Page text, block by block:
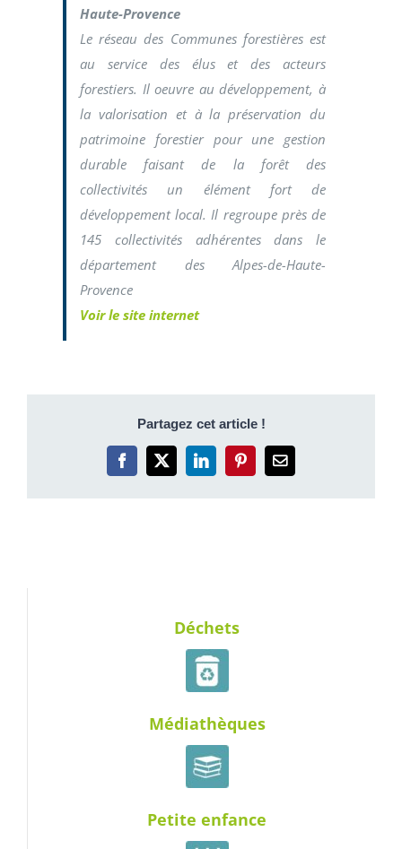
Haute-Provence
Le réseau des Communes forestières est
au service des élus et des acteurs
forestiers. Il oeuvre au développement, à
la valorisation et à la préservation du
patrimoine forestier pour une gestion
durable faisant de la forêt des
collectivités un élément fort de
développement local. Il regroupe près de
145 collectivités adhérentes dans le
département des Alpes-de-Haute-
Provence
Voir le site internet
Partagez cet article !
Facebook
X LinkedInPinterestEmail
Déchets
Médiathèques
Petite enfance